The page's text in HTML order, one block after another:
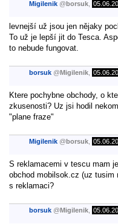
Migilenik @ borsuk
levnejší už jsou jen nějaky
To už je lepší jit do Tesca.
to nebude fungovat.
borsuk @ Migilenik
Ktere pochybne obchody, o
zkusenosti? Uz jsi hodil
"plane fraze"
Migilenik @ borsuk
S reklamacemi v tescu mam
obchod mobilsok.cz (uz
s reklamaci?
borsuk @ Migilenik